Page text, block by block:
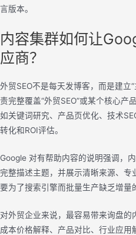
言版本。
内容集群如何让
应商？
外贸SEO不是每天发博客，而是建立
责完整覆盖“外贸SEO”或某个核心产
如关键词研究、产品页优化、技术
转化和ROI评估。
Google 对有帮助内容的说明强调，
完整描述主题，并展示清晰来源、
要为了搜索引擎而批量生产缺乏增量
对外贸企业来说，最容易带来询盘的
成本价格解释、产品对比、行业应